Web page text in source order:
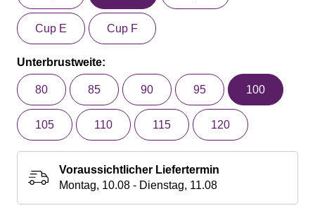
Cup E Cup F
Unterbrustweite:
80 85 90 95 100
105 110 115 120
Voraussichtlicher Liefertermin
Montag, 10.08 - Dienstag, 11.08